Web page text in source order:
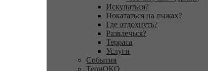
Искупаться?
Покататься на лыжах?
Где отдохнуть?
Развлечься?
Терраса
Услуги
События
ТериОКО